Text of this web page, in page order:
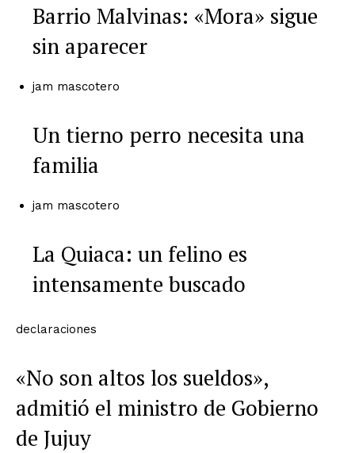
Barrio Malvinas: «Mora» sigue
sin aparecer
jam mascotero
Un tierno perro necesita una
familia
jam mascotero
La Quiaca: un felino es
intensamente buscado
declaraciones
«No son altos los sueldos»,
admitió el ministro de Gobierno
de Jujuy